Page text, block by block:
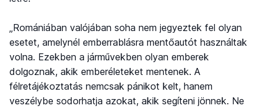
„Romániában valójában soha nem jegyeztek fel olyan
esetet, amelynél emberrablásra mentőautót használtak
volna. Ezekben a járművekben olyan emberek
dolgoznak, akik emberéleteket mentenek. A
félretájékoztatás nemcsak pánikot kelt, hanem
veszélybe sodorhatja azokat, akik segíteni jönnek. Ne